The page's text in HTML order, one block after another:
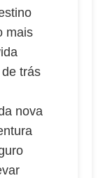
mais
trás
nova